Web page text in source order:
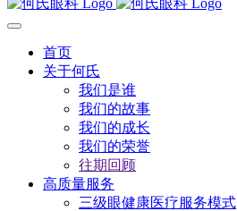
首页
关于何氏
我们是谁
我们的故事
我们的成长
我们的荣誉
往期回顾
高质量服务
三级眼健康医疗服务模式